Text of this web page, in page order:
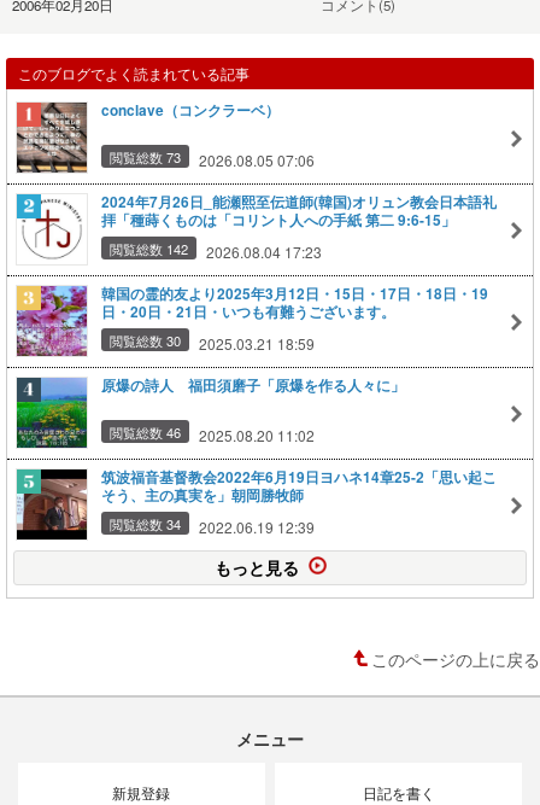
2006年02月20日 コメント(5)
このブログでよく読まれている記事
conclave（コンクラーベ）
閲覧総数 73 2026.08.05 07:06
2024年7月26日_能瀬熙至伝道師(韓国)オリュン教会日本語礼
拝「種蒔くものは「コリント人への手紙 第二 9:6-15」
閲覧総数 142 2026.08.04 17:23
韓国の霊的友より2025年3月12日・15日・17日・18日・19
日・20日・21日・いつも有難うございます。
閲覧総数 30 2025.03.21 18:59
原爆の詩人 福田須磨子「原爆を作る人々に」
閲覧総数 46 2025.08.20 11:02
筑波福音基督教会2022年6月19日ヨハネ14章25-2「思い起こ
そう、主の真実を」朝岡勝牧師
閲覧総数 34 2022.06.19 12:39
もっと見る
このページの上に戻る
メニュー
新規登録 日記を書く